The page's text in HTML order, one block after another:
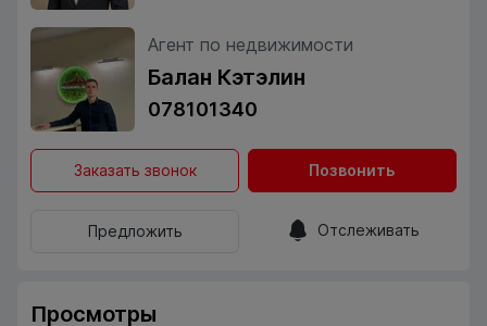
Агент по недвижимости
Балан Кэтэлин
078101340
Заказать звонок Позвонить
Предложить Отслеживать
Просмотры